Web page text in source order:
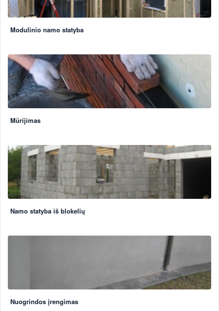
Modulinio namo statyba
Mūrijimas
Namo statyba iš blokelių
Nuogrindos įrengimas